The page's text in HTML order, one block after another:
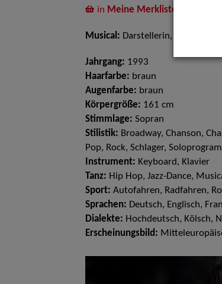
in Meine Merkliste
Musical: Darstellerin, Sängerin
Jahrgang: 1993
Haarfarbe: braun
Augenfarbe: braun
Körpergröße: 161 cm
Stimmlage: Sopran
Stilistik: Broadway, Chanson,
Pop, Rock, Schlager,
Instrument: Keyboard, Klavier
Tanz: Hip Hop, Jazz-Dance,
Sport: Autofahren, Radfahren,
Sprachen: Deutsch, Englisch,
Dialekte: Hochdeutsch, Kölsch,
Erscheinungsbild: